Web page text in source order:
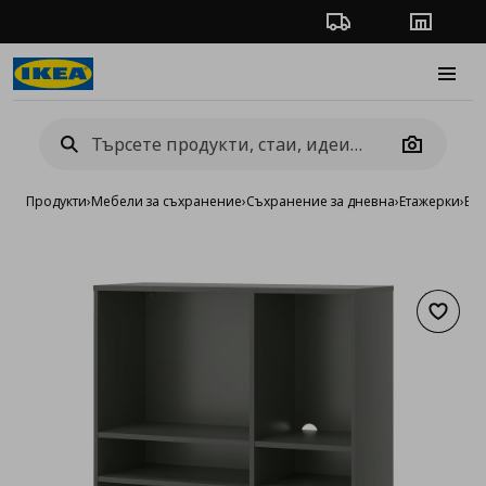
Проследяване на
Camera
Продукти›Мебели за съхранение›Съхранение за дневна›Етажерки›